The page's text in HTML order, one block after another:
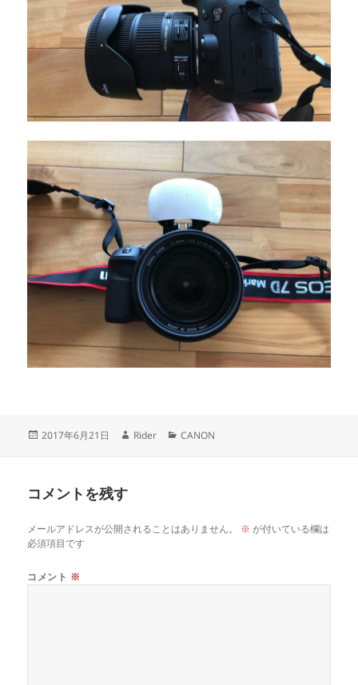
投
2017年6月21日
作
Rider
カ
CANON
コメントを残す
メールアドレスが公開されることはありません。 ※ が付いている欄は
必須項目です
コメント ※